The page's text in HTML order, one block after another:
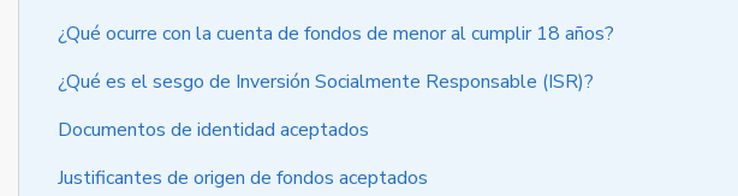
¿Qué ocurre con la cuenta de fondos de menor al cumplir 18 años?
¿Qué es el sesgo de Inversión Socialmente Responsable (ISR)?
Documentos de identidad aceptados
Justificantes de origen de fondos aceptados